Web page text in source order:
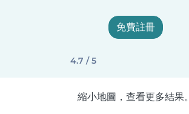
免費註冊
4.7 / 5
縮小地圖，查看更多結果。